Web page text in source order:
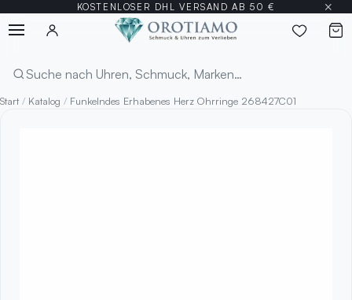
KOSTENLOSER DHL VERSAND AB 50 € ×
Suchen
Start / Katalog / Funkelndes Erhabenes Herz Ohrringe 268427C01